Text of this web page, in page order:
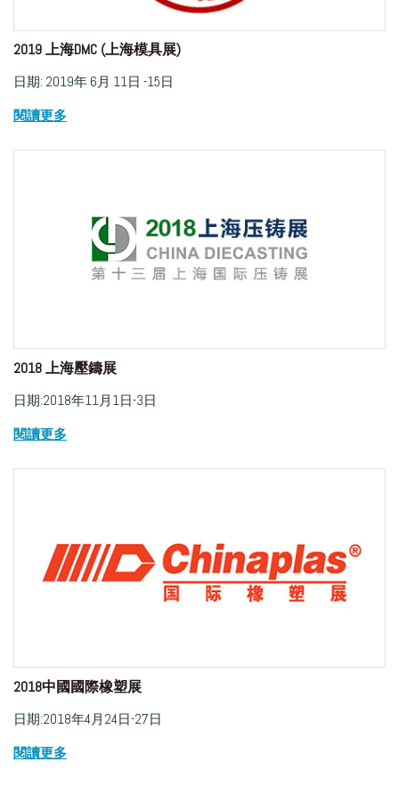
2019 上海DMC (上海模具展)
日期: 2019年 6月 11日 -15日
閱讀更多
2018 上海壓鑄展
日期:2018年11月1日-3日
閱讀更多
2018中國國際橡塑展
日期:2018年4月24日-27日
閱讀更多